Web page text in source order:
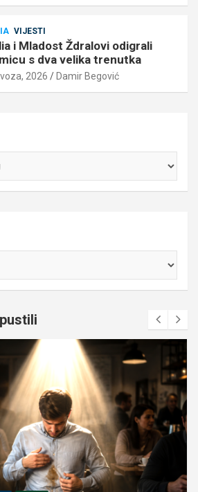
VIJESTI
i Mladost Ždralovi odigrali
s dva velika trenutka
2026 Damir Begović